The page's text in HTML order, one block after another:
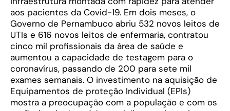
aos pacientes da Covid-19. Em dois meses, o
Governo de Pernambuco abriu 532 novos leitos de
UTIs e 616 novos leitos de enfermaria, contratou
cinco mil profissionais da área de saúde e
aumentou a capacidade de testagem para o
coronavírus, passando de 200 para sete mil
exames semanais. O investimento na aquisição de
Equipamentos de proteção Individual (EPIs)
mostra a preocupação com a população e com os